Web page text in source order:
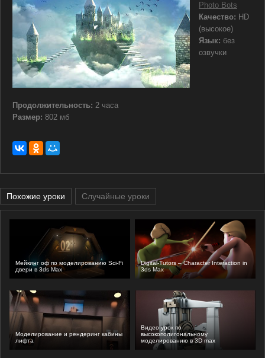
Photo Bots
Качество: HD
(высокое)
Язык: без
озвучки
Продолжительность: 2 часа
Размер: 802 мб
Похожие уроки Случайные уроки
Мейкинг оф по моделированию Sci-Fi
двери в 3ds Max
Digital-Tutors – Character Interaction in
3ds Max
Моделирование и рендеринг кабины
лифта
Видео урок по
высокополигональному
моделированию в 3D max